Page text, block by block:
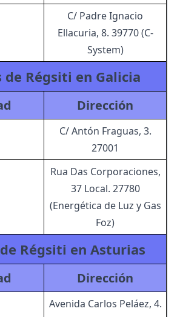
C/ Padre Ignacio
Ellacuria, 8. 39770 (C-
System)
de Régsiti en Galicia
Dirección
C/ Antón Fraguas, 3.
27001
Rua Das Corporaciones,
37 Local. 27780
(Energética de Luz y Gas
Foz)
Régsiti en Asturias
Dirección
Avenida Carlos Peláez, 4.